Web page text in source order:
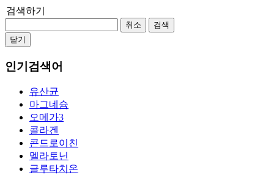
검색하기
취소
검색
닫기
인기검색어
유산균
마그네슘
오메가3
콜라겐
콘드로이친
멜라토닌
글루타치온